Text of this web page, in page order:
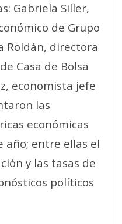
Gabriela Siller,
de Grupo
Roldán, directora
Casa de Bolsa
economista jefe
las
económicas
año; entre ellas el
y las tasas de
políticos